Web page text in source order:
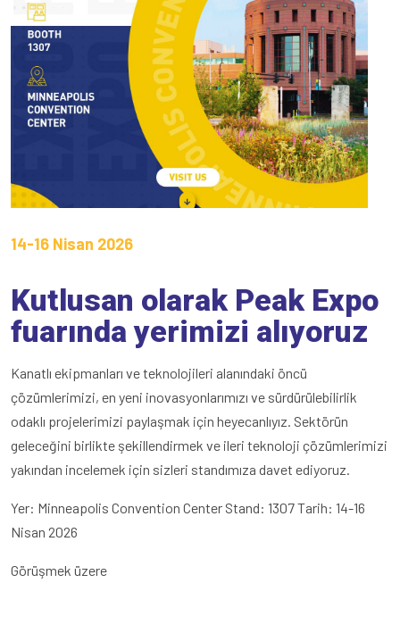
14-16 Nisan 2026
Kutlusan olarak Peak Expo
fuarında yerimizi alıyoruz
Kanatlı ekipmanları ve teknolojileri alanındaki öncü
çözümlerimizi, en yeni inovasyonlarımızı ve sürdürülebilirlik
odaklı projelerimizi paylaşmak için heyecanlıyız. Sektörün
geleceğini birlikte şekillendirmek ve ileri teknoloji çözümlerimizi
yakından incelemek için sizleri standımıza davet ediyoruz.
Yer: Minneapolis Convention Center Stand: 1307Tarih: 14-16
Nisan 2026
Görüşmek üzere